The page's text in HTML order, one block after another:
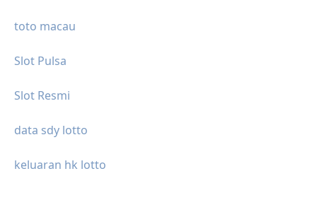
toto macau
Slot Pulsa
Slot Resmi
data sdy lotto
keluaran hk lotto